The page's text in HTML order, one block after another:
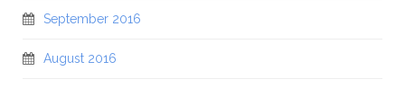
September 2016
August 2016